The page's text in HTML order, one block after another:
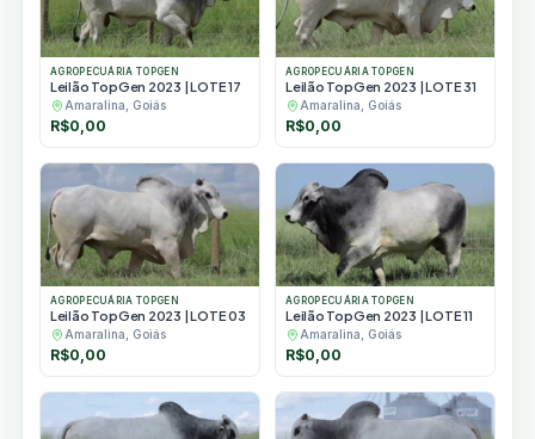
AGROPECUÁRIA TOPGEN
Leilão TopGen 2023 | LOTE 17
Amaralina, Goiás
R$0,00
AGROPECUÁRIA TOPGEN
Leilão TopGen 2023 | LOTE 31
Amaralina, Goiás
R$0,00
AGROPECUÁRIA TOPGEN
Leilão TopGen 2023 | LOTE 03
Amaralina, Goiás
R$0,00
AGROPECUÁRIA TOPGEN
Leilão TopGen 2023 | LOTE 11
Amaralina, Goiás
R$0,00